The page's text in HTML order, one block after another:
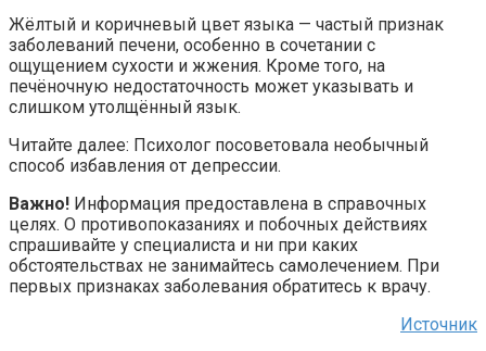
Жёлтый и коричневый цвет языка — частый признак
заболеваний печени, особенно в сочетании с
ощущением сухости и жжения. Кроме того, на
печёночную недостаточность может указывать и
слишком утолщённый язык.
Читайте далее: Психолог посоветовала необычный
способ избавления от депрессии.
Важно! Информация предоставлена в справочных
целях. О противопоказаниях и побочных действиях
спрашивайте у специалиста и ни при каких
обстоятельствах не занимайтесь самолечением. При
первых признаках заболевания обратитесь к врачу.
Источник